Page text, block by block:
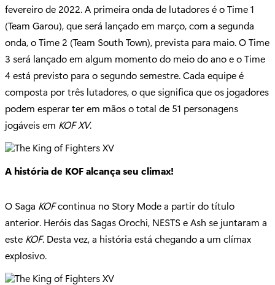
fevereiro de 2022. A primeira onda de lutadores é o Time 1
(Team Garou), que será lançado em março, com a segunda
onda, o Time 2 (Team South Town), prevista para maio. O Time
3 será lançado em algum momento do meio do ano e o Time
4 está previsto para o segundo semestre. Cada equipe é
composta por três lutadores, o que significa que os jogadores
podem esperar ter em mãos o total de 51 personagens
jogáveis em KOF XV.
A história de KOF alcança seu climax!
O Saga KOFcontinua no Story Mode a partir do título
anterior. Heróis das Sagas Orochi, NESTS e Ash se juntaram a
este KOF. Desta vez, a história está chegando a um clímax
explosivo.